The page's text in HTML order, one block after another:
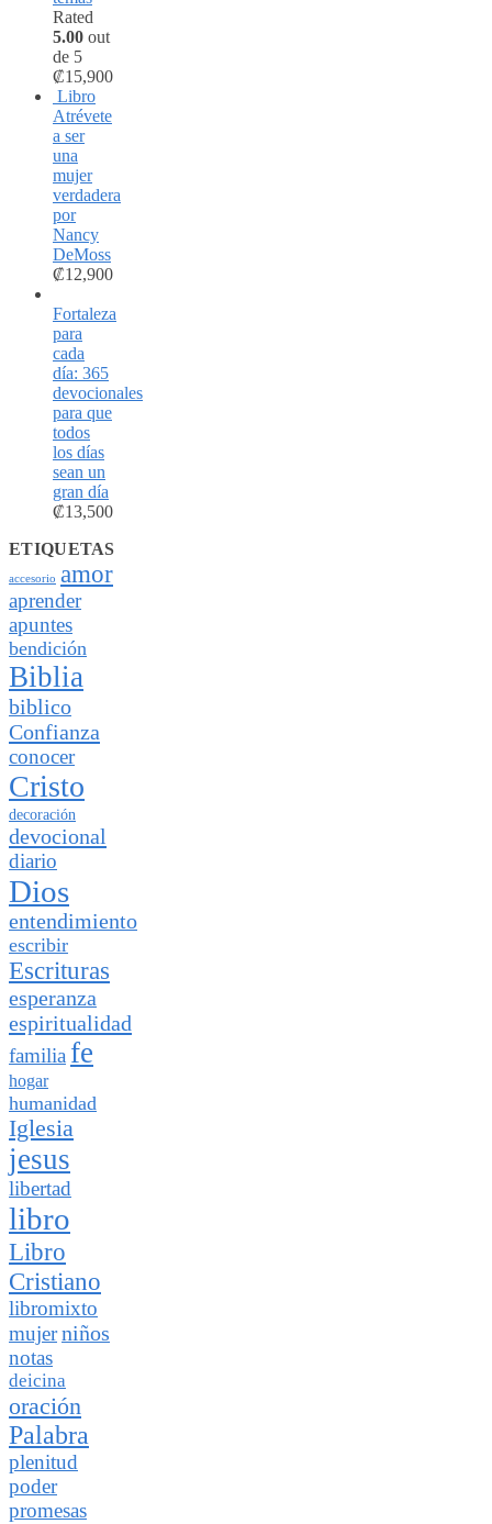
Rated
5.00 out
de 5
₡15,900
Libro
Atrévete
a ser
una
mujer
verdadera
por
Nancy
DeMoss
₡12,900
Fortaleza
para
cada
día: 365
devocionales
para que
todos
los días
sean un
gran día
₡13,500
ETIQUETAS
accesorio amor
aprender
apuntes
bendición
Biblia
biblico
Confianza
conocer
Cristo
decoración
devocional
diario
Dios
entendimiento
escribir
Escrituras
esperanza
espiritualidad
familia fe
hogar
humanidad
Iglesia
jesus
libertad
libro
Libro
Cristiano
libromixto
mujerniños
notas
deicina
oración
Palabra
plenitud
poder
promesas